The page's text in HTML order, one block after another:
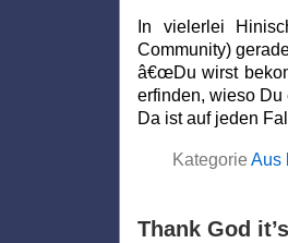
In vielerlei
Community)
â€œDu wirst
erfinden, wieso Du
Da ist auf jeden
Kategorie Aus
Thank God